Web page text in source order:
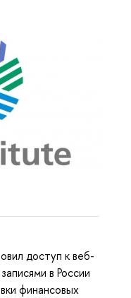
доступ к веб-
в России
финансовых